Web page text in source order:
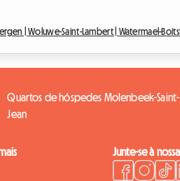
|Woluwe-Saint-Lambert | Watermael-
Quartos de hóspedes Molenbeek-Saint-
Jean
Junte-se à